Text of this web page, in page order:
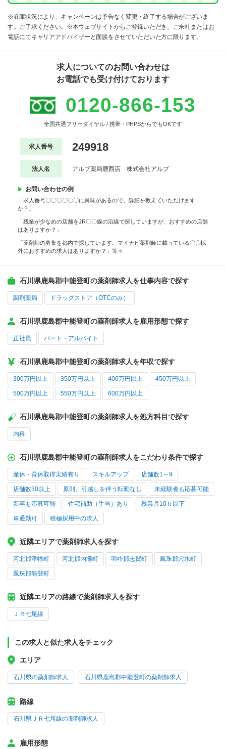
※在庫状況により、キャンペーンは予告なく変更・終了する場合がございま
す。ご了承ください。※本ウェブサイトからご登録いただき、ご来社またはお
電話にてキャリアアドバイザーと面談をさせていただいた方に限ります。
求人についてのお問い合わせは
お電話でも受け付けております
0120-866-153
全国共通フリーダイヤル / 携帯・PHPSからでもOKです
求人番号 249918
法人名 アルプ薬局鹿西店 株式会社アルプ
お問い合わせの例
「求人番号〇〇〇〇〇〇に興味があるので、詳細を教えていただけます
か？」
「残業が少なめの店舗をJR〇〇線の沿線で探していますが、おすすめの店舗
はありますか？」
「薬剤師の募集を都内で探しています。マイナビ薬剤師に載っている〇〇以
外におすすめの求人はありますか？」等々
石川県鹿島郡中能登町の薬剤師求人を仕事内容で探す
調剤薬局 ドラッグストア（OTCのみ）
石川県鹿島郡中能登町の薬剤師求人を雇用形態で探す
正社員 パート・アルバイト
石川県鹿島郡中能登町の薬剤師求人を年収で探す
300万円以上 350万円以上 400万円以上 450万円以上
500万円以上 550万円以上 600万円以上
石川県鹿島郡中能登町の薬剤師求人を処方科目で探す
内科
石川県鹿島郡中能登町の薬剤師求人をこだわり条件で探す
産休・育休取得実績有り スキルアップ 店舗数1～9
店舗数30以上 原則、引越しを伴う転勤なし 未経験者も応募可能
新卒も応募可能 住宅補助（手当）あり 残業月10ｈ以下
車通勤可 積極採用中の求人
近隣エリアで薬剤師求人を探す
河北郡津幡町 河北郡内灘町 羽咋郡志賀町 鳳珠郡穴水町
鳳珠郡能登町
近隣エリアの路線で薬剤師求人を探す
ＪＲ七尾線
この求人と似た求人をチェック
エリア
石川県の薬剤師求人 石川県鹿島郡中能登町の薬剤師求人
路線
石川県ＪＲ七尾線の薬剤師求人
雇用形態